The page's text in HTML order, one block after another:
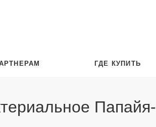
ГДЕ КУПИТЬ
Папайя-